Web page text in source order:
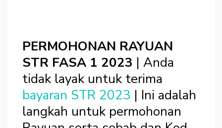
PERMOHONAN RAYUAN
STR FASA 1 2023 | Anda
tidak layak untuk terima
bayaran STR 2023 | Ini adalah
langkah untuk permohonan